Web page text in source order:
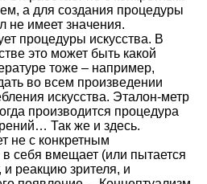
а для создания процедуры
не имеет значения.
процедуры искусства. В
это может быть какой
тоже – например,
во всем произведении
искусства. Эталон-метр
производится процедура
Так же и здесь.
не с конкретным
себя вмещает (или пытается
и реакцию зрителя, и